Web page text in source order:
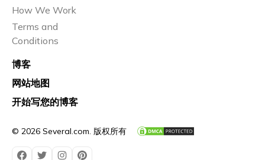
© 2026 Several.com. 版权所有
How We Work
Terms and
Conditions
博客
网站地图
开始写您的博客